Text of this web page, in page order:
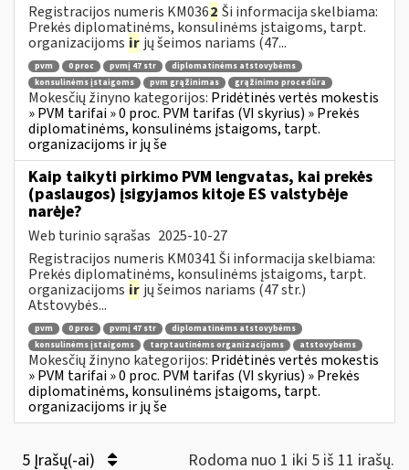
Registracijos numeris KM0362 Ši informacija skelbiama:
Prekės diplomatinėms, konsulinėms įstaigoms, tarpt.
organizacijoms ir jų šeimos nariams (47...
pvm 0 proc pvmį 47 str
diplomatinėms atstovybėms
konsulinėms įstaigoms
pvm grąžinimas grąžinimo procedūra
Mokesčių žinyno kategorijos: Pridėtinės vertės mokestis
» PVM tarifai » 0 proc. PVM tarifas (VI skyrius) » Prekės
diplomatinėms, konsulinėms įstaigoms, tarpt.
organizacijoms ir jų še
Kaip taikyti pirkimo PVM lengvatas, kai prekės
(paslaugos) įsigyjamos kitoje ES valstybėje
narėje?
Web turinio sąrašas 2025-10-27
Registracijos numeris KM0341 Ši informacija skelbiama:
Prekės diplomatinėms, konsulinėms įstaigoms, tarpt.
organizacijoms ir jų šeimos nariams (47 str.)
Atstovybės...
pvm 0 proc pvmį 47 str
diplomatinėms atstovybėms
konsulinėms įstaigoms
tarptautinėms organizacijoms atstovybėms
Mokesčių žinyno kategorijos: Pridėtinės vertės mokestis
» PVM tarifai » 0 proc. PVM tarifas (VI skyrius) » Prekės
diplomatinėms, konsulinėms įstaigoms, tarpt.
organizacijoms ir jų še
5 Įrašų(-ai) Rodoma nuo 1 iki 5 iš 11 irašų.